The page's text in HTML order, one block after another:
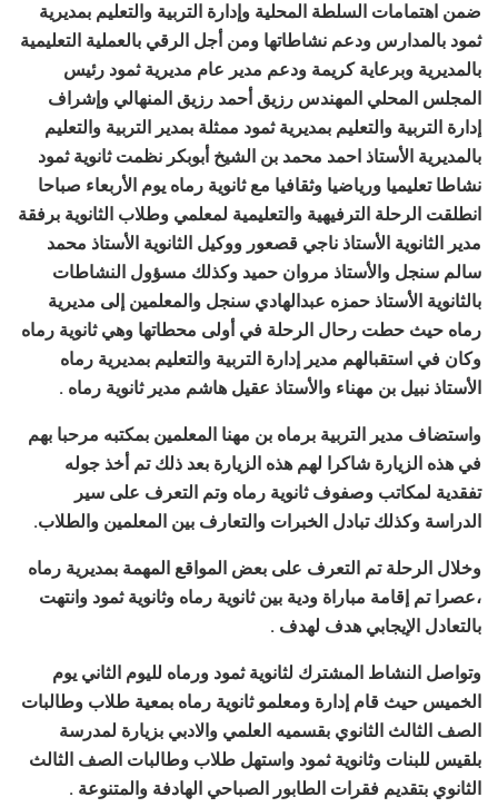
ضمن اهتمامات السلطة المحلية وإدارة التربية والتعليم بمديرية
ثمود بالمدارس ودعم نشاطاتها ومن أجل الرقي بالعملية التعليمية
بالمديرية وبرعاية كريمة ودعم مدير عام مديرية ثمود رئيس
المجلس المحلي المهندس رزيق أحمد رزيق المنهالي وإشراف
إدارة التربية والتعليم بمديرية ثمود ممثلة بمدير التربية والتعليم
بالمديرية الأستاذ احمد محمد بن الشيخ أبوبكر نظمت ثانوية ثمود
نشاطا تعليميا ورياضيا وثقافيا مع ثانوية رماه يوم الأربعاء صباحا
انطلقت الرحلة الترفيهية والتعليمية لمعلمي وطلاب الثانوية برفقة
مدير الثانوية الأستاذ ناجي قصعور ووكيل الثانوية الأستاذ محمد
سالم سنجل والأستاذ مروان حميد وكذلك مسؤول النشاطات
بالثانوية الأستاذ حمزه عبدالهادي سنجل والمعلمين إلى مديرية
رماه حيث حطت رحال الرحلة في أولى محطاتها وهي ثانوية رماه
وكان في استقبالهم مدير إدارة التربية والتعليم بمديرية رماه
الأستاذ نبيل بن مهناء والأستاذ عقيل هاشم مدير ثانوية رماه .
واستضاف مدير التربية برماه بن مهنا المعلمين بمكتبه مرحبا بهم
في هذه الزيارة شاكرا لهم هذه الزيارة بعد ذلك تم أخذ جوله
تفقدية لمكاتب وصفوف ثانوية رماه وتم التعرف على سير
الدراسة وكذلك تبادل الخبرات والتعارف بين المعلمين والطلاب.
وخلال الرحلة تم التعرف على بعض المواقع المهمة بمديرية رماه
،عصرا تم إقامة مباراة ودية بين ثانوية رماه وثانوية ثمود وانتهت
بالتعادل الإيجابي هدف لهدف .
وتواصل النشاط المشترك لثانوية ثمود ورماه لليوم الثاني يوم
الخميس حيث قام إدارة ومعلمو ثانوية رماه بمعية طلاب وطالبات
الصف الثالث الثانوي بقسميه العلمي والادبي بزيارة لمدرسة
بلقيس للبنات وثانوية ثمود واستهل طلاب وطالبات الصف الثالث
الثانوي بتقديم فقرات الطابور الصباحي الهادفة والمتنوعة .